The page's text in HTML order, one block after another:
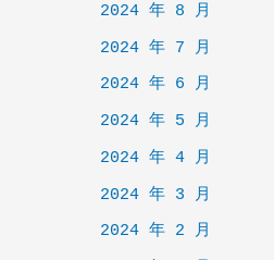
2024 年 8 月
2024 年 7 月
2024 年 6 月
2024 年 5 月
2024 年 4 月
2024 年 3 月
2024 年 2 月